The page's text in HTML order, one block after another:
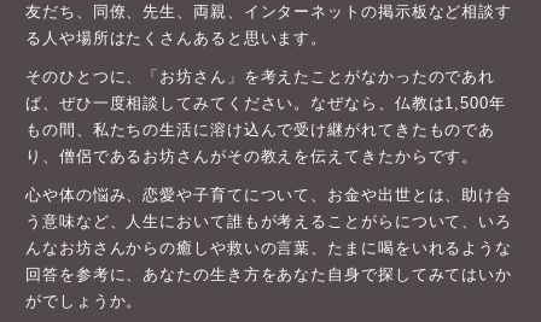
友だち、同僚、先生、両親、インターネットの掲示板など相談す
る人や場所はたくさんあると思います。
そのひとつに、「お坊さん」を考えたことがなかったのであれ
ば、ぜひ一度相談してみてください。なぜなら、仏教は1,500年
もの間、私たちの生活に溶け込んで受け継がれてきたものであ
り、僧侶であるお坊さんがその教えを伝えてきたからです。
心や体の悩み、恋愛や子育てについて、お金や出世とは、助け合
う意味など、人生において誰もが考えることがらについて、いろ
んなお坊さんからの癒しや救いの言葉、たまに喝をいれるような
回答を参考に、あなたの生き方をあなた自身で探してみてはいか
がでしょうか。